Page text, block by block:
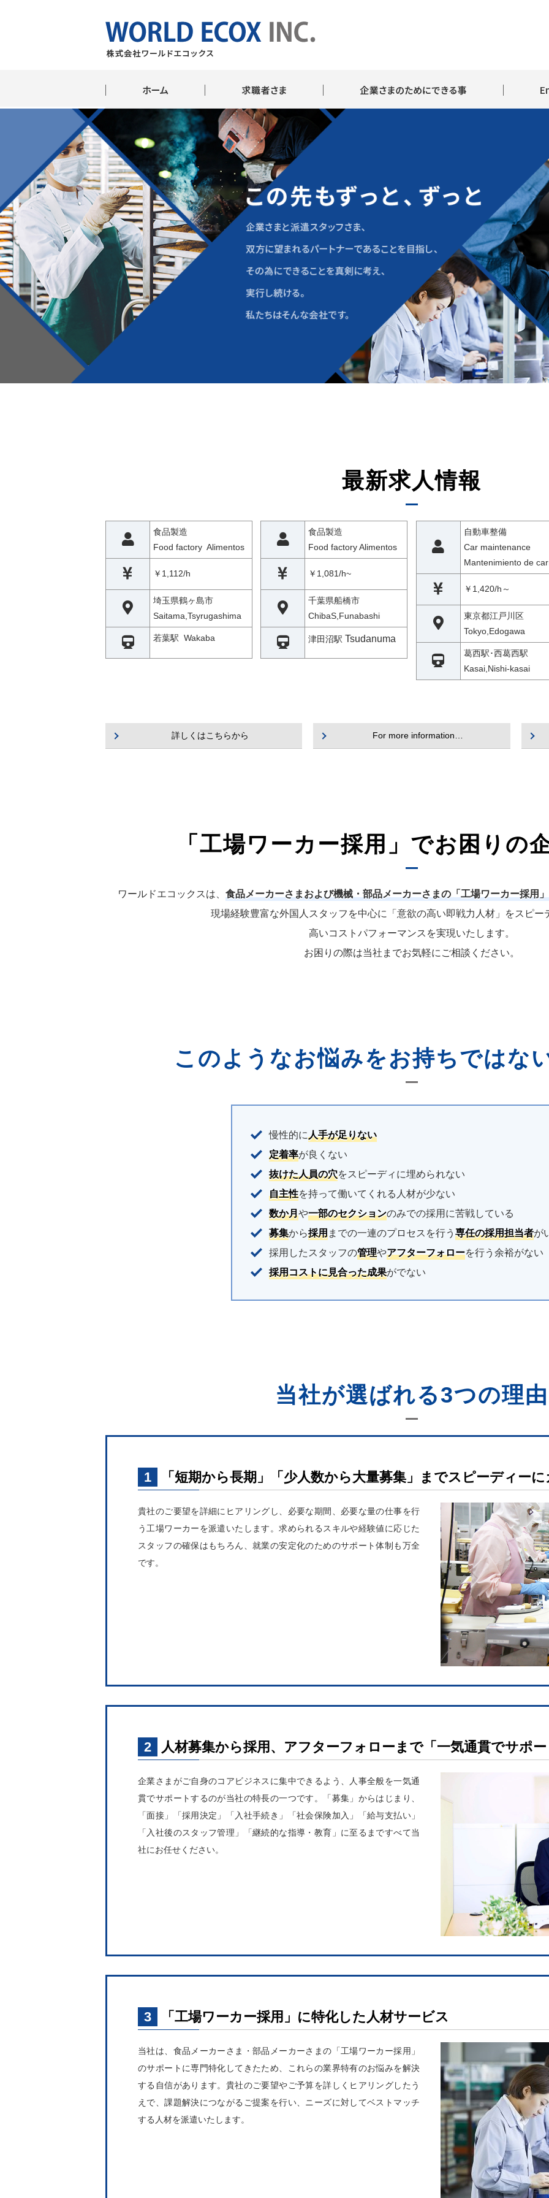
最新求人情報
食品製造
Food factory Alimentos
￥1,112/h
埼玉県鶴ヶ島市
Saitama,Tsyrugashima
若葉駅 Wakaba
食品製造
Food factory Alimentos
￥1,081/h~
千葉県船橋市
ChibaS,Funabashi
津田沼駅Tsudanuma
自動車整備
Car maintenance
Mantenimiento de
￥1,420/h～
東京都江戸川区
Tokyo,Edogawa
葛西駅･西葛西駅
Kasai,Nishi-kasai
詳しくはこちらから For more information…
「工場ワーカー採用」でお困りの
ワールドエコックスは、 食品メーカーさまおよび機械・部品メーカーさまの「工場ワーカー採用
現場経験豊富な外国人スタッフを中心に「意欲の高い即戦力人材」をスピー
高いコストパフォーマンスを実現いたします。
お困りの際は当社までお気軽にご相談ください。
このようなお悩みをお持ちではな
慢性的に人手が足りない
定着率が良くない
抜けた人員の穴をスピーディに埋められない
自主性を持って働いてくれる人材が少ない
数か月や一部のセクションのみでの採用に苦戦している
募集から採用までの一連のプロセスを行う 専任の採用担当者が
採用したスタッフの管理やアフターフォローを行う余裕がない
採用コストに見合った成果がでない
当社が選ばれる3つの理由
1 「短期から長期」「少人数から大量募集」までスピーディー
貴社のご要望を詳細にヒアリングし、必要な期間、必要な量の仕事を行
う工場ワーカーを派遣いたします。求められるスキルや経験値に応じた
スタッフの確保はもちろん、就業の安定化のためのサポート体制も万全
です。
2 人材募集から採用、アフターフォローまで「一気通貫でサポ
企業さまがご自身のコアビジネスに集中できるよう、人事全般を一気通
貫でサポートするのが当社の特長の一つです。「募集」からはじまり、
「面接」「採用決定」「入社手続き」「社会保険加入」「給与支払い」
「入社後のスタッフ管理」「継続的な指導・教育」に至るまですべて当
社にお任せください。
3 「工場ワーカー採用」に特化した人材サービス
当社は、食品メーカーさま・部品メーカーさまの「工場ワーカー採用」
のサポートに専門特化してきたため、これらの業界特有のお悩みを解決
する自信があります。貴社のご要望やご予算を詳しくヒアリングしたう
えで、課題解決につながるご提案を行い、ニーズに対してベストマッチ
する人材を派遣いたします。